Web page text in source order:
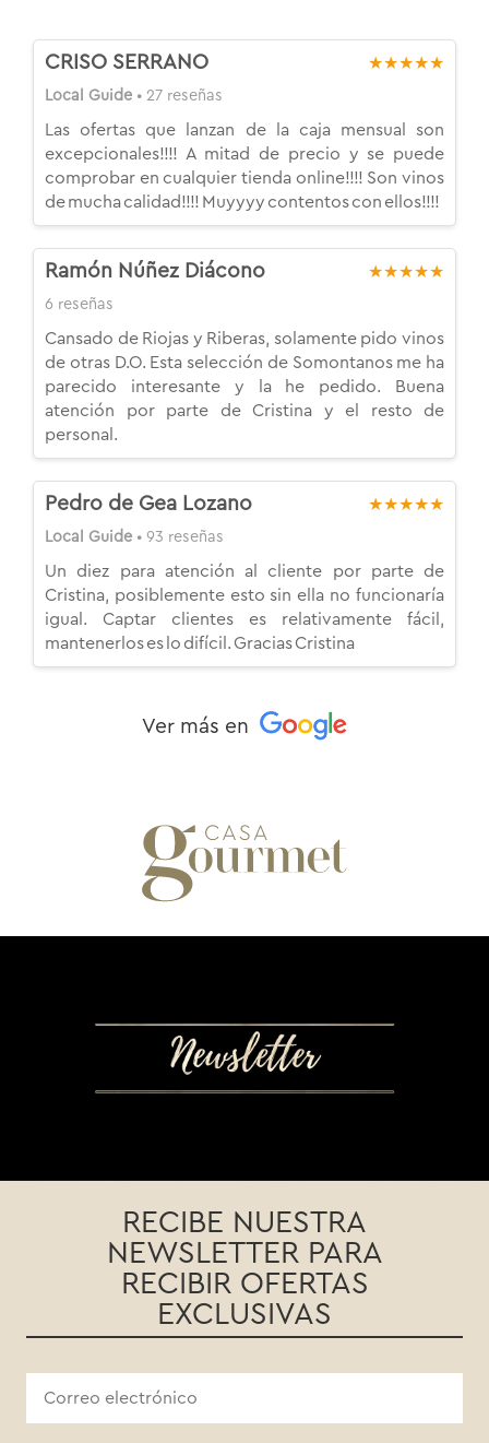
CRISO SERRANO ★★★★★
Local Guide • 27 reseñas
Las ofertas que lanzan de la caja mensual son
excepcionales!!!! A mitad de precio y se puede
comprobar en cualquier tienda online!!!! Son vinos
de mucha calidad!!!! Muyyyy contentos con ellos!!!!
Ramón Núñez Diácono ★★★★★
6 reseñas
Cansado de Riojas y Riberas, solamente pido vinos
de otras D.O. Esta selección de Somontanos me ha
parecido interesante y la he pedido. Buena
atención por parte de Cristina y el resto de
personal.
Pedro de Gea Lozano ★★★★★
Local Guide • 93 reseñas
Un diez para atención al cliente por parte de
Cristina, posiblemente esto sin ella no funcionaría
igual. Captar clientes es relativamente fácil,
mantenerlos es lo difícil. Gracias Cristina
Ver más en
RECIBE NUESTRA
NEWSLETTER PARA
RECIBIR OFERTAS
EXCLUSIVAS